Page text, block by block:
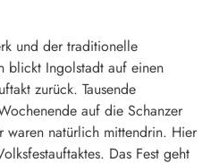
und der traditionelle
blickt Ingolstadt auf einen
zurück. Tausende
auf die Schanzer
natürlich mittendrin. Hier
Das Fest geht